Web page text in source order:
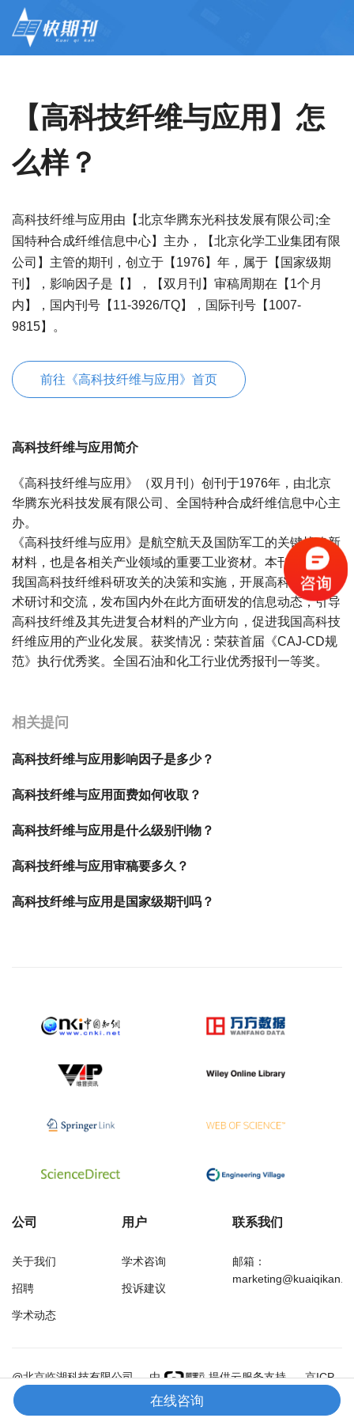
【高科技纤维与应用】怎
么样？
高科技纤维与应用由【北京华腾东光科技发展有限公司;全
国特种合成纤维信息中心】主办，【北京化学工业集团有限
公司】主管的期刊，创立于【1976】年，属于【国家级期
刊】，影响因子是【】，【双月刊】审稿周期在【1个月
内】，国内刊号【11-3926/TQ】，国际刊号【1007-
9815】。
前往《高科技纤维与应用》首页
高科技纤维与应用简介
《高科技纤维与应用》（双月刊）创刊于1976年，由北京
华腾东光科技发展有限公司、全国特种合成纤维信息中心主
办。
《高科技纤维与应用》是航空航天及国防军工的关键战略新
材料，也是各相关产业领域的重要工业资材。本刊主要配合
我国高科技纤维科研攻关的决策和实施，开展高科技纤维学
术研讨和交流，发布国内外在此方面研发的信息动态，引导
高科技纤维及其先进复合材料的产业方向，促进我国高科技
纤维应用的产业化发展。获奖情况：荣获首届《CAJ-CD规
范》执行优秀奖。全国石油和化工行业优秀报刊一等奖。
相关提问
高科技纤维与应用影响因子是多少？
高科技纤维与应用面费如何收取？
高科技纤维与应用是什么级别刊物？
高科技纤维与应用审稿要多久？
高科技纤维与应用是国家级期刊吗？
公司
关于我们
招聘
学术动态
用户
学术咨询
投诉建议
联系我们
邮箱：
@北京临湖科技有限公司 由 提供云服务支持
京ICP
备18002349号-1
在线咨询